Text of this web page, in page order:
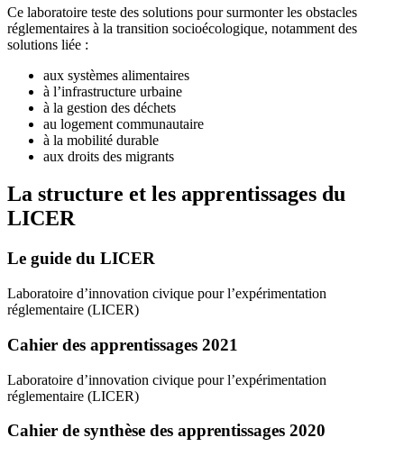
Ce laboratoire teste des solutions pour surmonter les obstacles
réglementaires à la transition socioécologique, notamment des
solutions liée :
aux systèmes alimentaires
à l’infrastructure urbaine
à la gestion des déchets
au logement communautaire
à la mobilité durable
aux droits des migrants
La structure et les apprentissages du
LICER
Le guide du LICER
Laboratoire d’innovation civique pour l’expérimentation
réglementaire (LICER)
Cahier des apprentissages 2021
Laboratoire d’innovation civique pour l’expérimentation
réglementaire (LICER)
Cahier de synthèse des apprentissages 2020